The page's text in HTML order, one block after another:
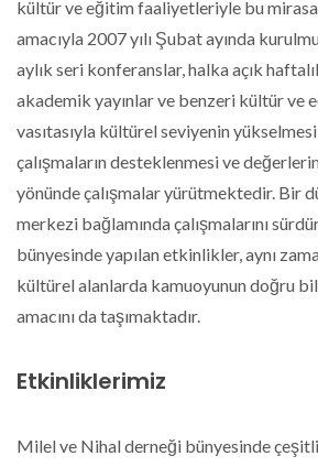
kültür ve eğitim faaliyetleriyle bu mirasa
amacıyla 2007 yılı Şubat ayında
aylık seri konferanslar, halka açık
akademik yayınlar ve benzeri kültür ve
vasıtasıyla kültürel seviyenin
çalışmaların desteklenmesi ve
yönünde çalışmalar yürütmektedir. Bir
merkezi bağlamında çalışmalarını
bünyesinde yapılan etkinlikler, aynı
kültürel alanlarda kamuoyunun doğru
amacını da taşımaktadır.
Etkinliklerimiz
Milel ve Nihal derneği bünyesinde